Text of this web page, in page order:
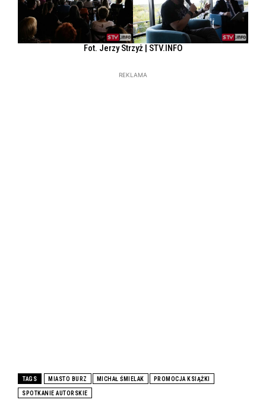
Fot. Jerzy Strzyż | STV.INFO
REKLAMA
TAGS MIASTO BURZ MICHAŁ ŚMIELAK PROMOCJA KSIĄŻKI
SPOTKANIE AUTORSKIE